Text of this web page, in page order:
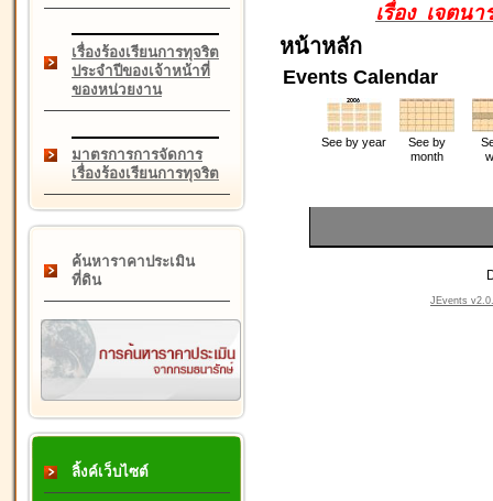
เรื่องร้องเรียนการทุจริต
ประจำปีของเจ้าหน้าที่
ของหน่วยงาน
มาตรการการจัดการ
เรื่องร้องเรียนการทุจริต
ค้นหาราคาประเมิน
ที่ดิน
ลิ้งค์เว็บไซต์
เรื่อง เจตน
หน้าหลัก
Events Calendar
See by year
See by
month
JEvents